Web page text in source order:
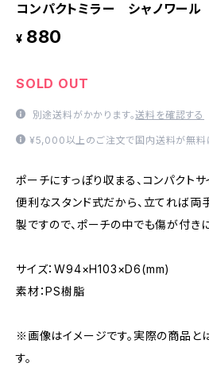
コンパクトミラー シャノワール
¥ 880
SOLD OUT
別途送料がかかります。送料を確認する
¥5,000以上のご注文で国内送料が無料
ポーチにすっぽり収まる、コンパクトサ
便利なスタンド式だから、立てれば両
製ですので、ポーチの中でも傷が付き
サイズ：W94×H103×D6(mm)
素材：PS樹脂
※画像はイメージです。実際の商品と
す。